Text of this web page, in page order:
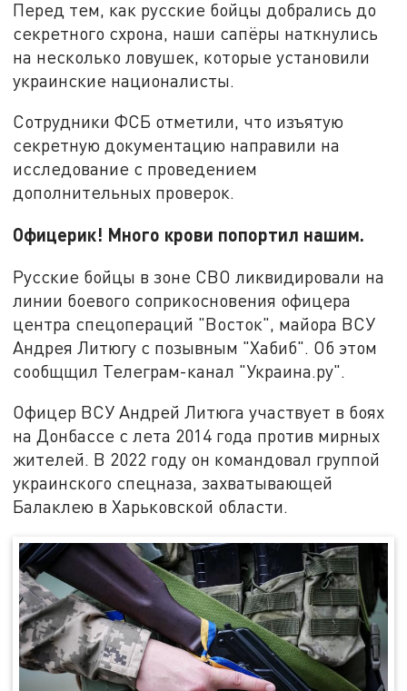
Перед тем, как русские бойцы добрались до
секретного схрона, наши сапёры наткнулись
на несколько ловушек, которые установили
украинские националисты.
Сотрудники ФСБ отметили, что изъятую
секретную документацию направили на
исследование с проведением
дополнительных проверок.
Офицерик! Много крови попортил нашим.
Русские бойцы в зоне СВО ликвидировали на
линии боевого соприкосновения офицера
центра спецопераций "Восток", майора ВСУ
Андрея Литюгу с позывным "Хабиб". Об этом
сообщщил Телеграм-канал "Украина.ру".
Офицер ВСУ Андрей Литюга участвует в боях
на Донбассе с лета 2014 года против мирных
жителей. В 2022 году он командовал группой
украинского спецназа, захватывающей
Балаклею в Харьковской области.